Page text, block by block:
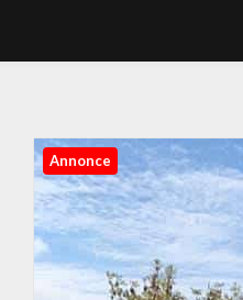
Annonce